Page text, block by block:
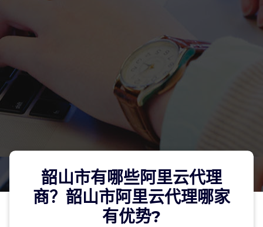
韶山市有哪些阿里云代理
商？韶山市阿里云代理哪家
有优势?